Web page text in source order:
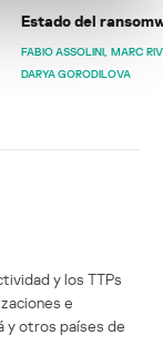
Estado del
FABIO ASSOLINI MARC
DARYA GORODILOVA
y los TTPs
e
y otros países de